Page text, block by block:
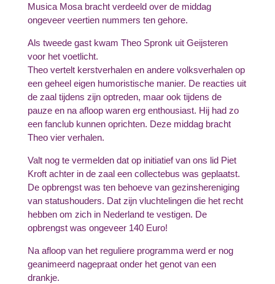
Musica Mosa bracht verdeeld over de middag
ongeveer veertien nummers ten gehore.
Als tweede gast kwam Theo Spronk uit Geijsteren
voor het voetlicht.
Theo vertelt kerstverhalen en andere volksverhalen op
een geheel eigen humoristische manier. De reacties uit
de zaal tijdens zijn optreden, maar ook tijdens de
pauze en na afloop waren erg enthousiast. Hij had zo
een fanclub kunnen oprichten. Deze middag bracht
Theo vier verhalen.
Valt nog te vermelden dat op initiatief van ons lid Piet
Kroft achter in de zaal een collectebus was geplaatst.
De opbrengst was ten behoeve van gezinshereniging
van statushouders. Dat zijn vluchtelingen die het recht
hebben om zich in Nederland te vestigen. De
opbrengst was ongeveer 140 Euro!
Na afloop van het reguliere programma werd er nog
geanimeerd nagepraat onder het genot van een
drankje.